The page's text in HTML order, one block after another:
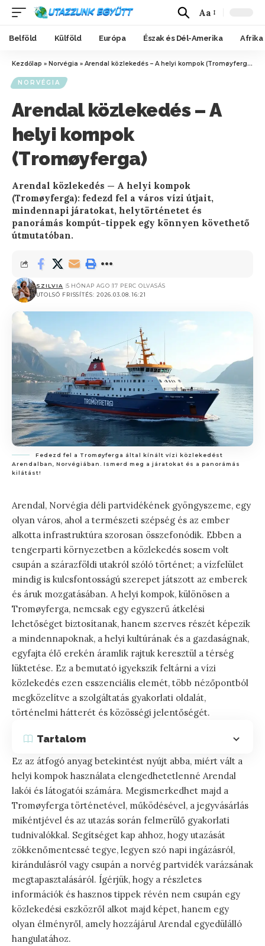
Aa
Belföld Külföld Európa Észak és Dél-Amerika Afrika
Kezdőlap » Norvégia » Arendal közlekedés – A helyi kompok (Tromøyferga)
NORVÉGIA
Arendal közlekedés – A
helyi kompok
(Tromøyferga)
Arendal közlekedés — A helyi kompok
(Tromøyferga): fedezd fel a város vízi útjait,
mindennapi járatokat, helytörténetet és
panorámás kompút-tippek egy könnyen követhető
útmutatóban.
UTOLSÓ FRISSÍTÉS: 2026.03.08. 16:21
SZILVIA 5 HÓNAP AGO 17 PERC OLVASÁS
Fedezd fel a Tromøyferga által kínált vízi közlekedést
Arendalban, Norvégiában. Ismerd meg a járatokat és a panorámás
kilátást!
Arendal, Norvégia déli partvidékének gyöngyszeme, egy
olyan város, ahol a természeti szépség és az ember
alkotta infrastruktúra szorosan összefonódik. Ebben a
tengerparti környezetben a közlekedés sosem volt
csupán a szárazföldi utakról szóló történet; a vízfelület
mindig is kulcsfontosságú szerepet játszott az emberek
és áruk mozgatásában. A helyi kompok, különösen a
Tromøyferga, nemcsak egy egyszerű átkelési
lehetőséget biztosítanak, hanem szerves részét képezik
a mindennapoknak, a helyi kultúrának és a gazdaságnak,
egyfajta élő erekén áramlik rajtuk keresztül a térség
lüktetése. Ez a bemutató igyekszik feltárni a vízi
közlekedés ezen esszenciális elemét, több nézőpontból
megközelítve a szolgáltatás gyakorlati oldalát,
történelmi hátterét és közösségi jelentőségét.
Tartalom
Ez az átfogó anyag betekintést nyújt abba, miért vált a
helyi kompok használata elengedhetetlenné Arendal
lakói és látogatói számára. Megismerkedhet majd a
Tromøyferga történetével, működésével, a jegyvásárlás
mikéntjével és az utazás során felmerülő gyakorlati
tudnivalókkal. Segítséget kap ahhoz, hogy utazását
zökkenőmentessé tegye, legyen szó napi ingázásról,
kirándulásról vagy csupán a norvég partvidék varázsának
megtapasztalásáról. Ígérjük, hogy a részletes
információk és hasznos tippek révén nem csupán egy
közlekedési eszközről alkot majd képet, hanem egy
olyan élményről, amely hozzájárul Arendal egyedülálló
hangulatához.